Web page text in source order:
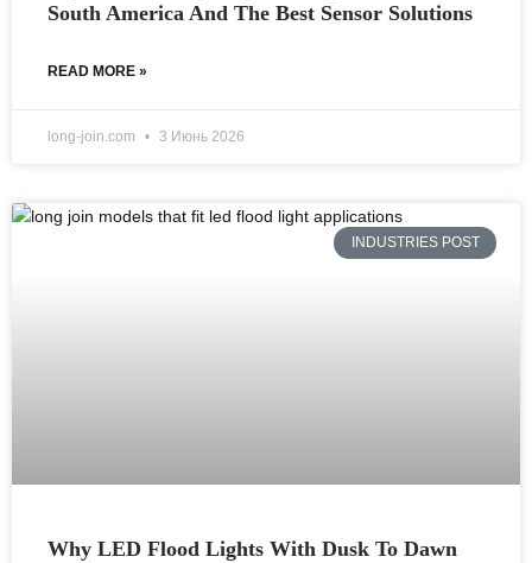
South America And The Best Sensor Solutions
READ MORE »
long-join.com 3 Июнь 2026
INDUSTRIES POST
Why LED Flood Lights With Dusk To Dawn